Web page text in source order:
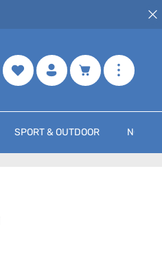
Merkzettel Warenkorb
SPORT & OUTDOOR NOCH